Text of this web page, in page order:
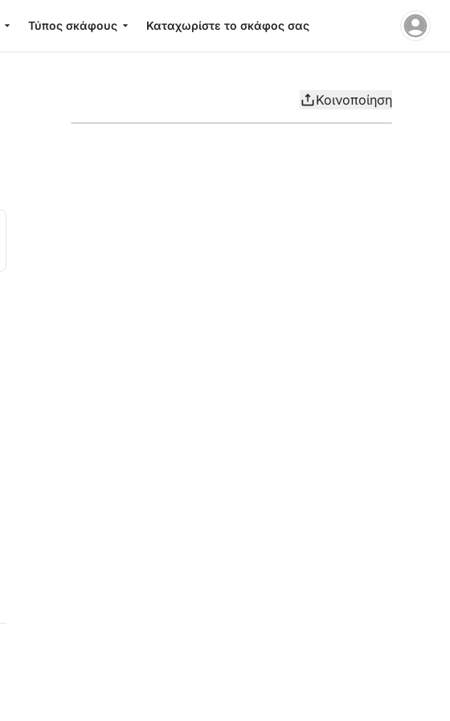
Τύπος σκάφους Καταχωρίστε το σκάφος σας
Κοινοποίηση